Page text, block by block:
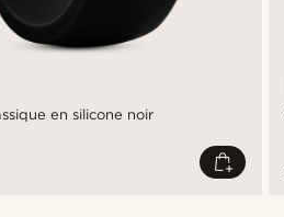
en silicone noir